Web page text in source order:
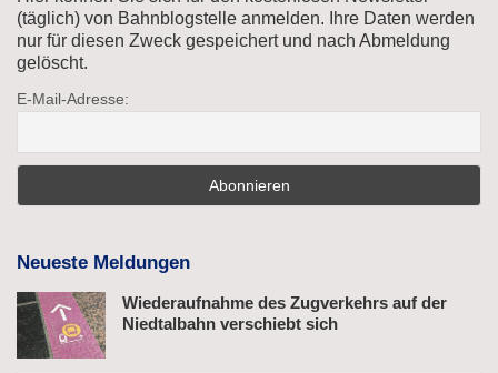
(täglich) von Bahnblogstelle anmelden. Ihre Daten werden
nur für diesen Zweck gespeichert und nach Abmeldung
gelöscht.
E-Mail-Adresse:
Neueste Meldungen
Wiederaufnahme des Zugverkehrs auf der
Niedtalbahn verschiebt sich